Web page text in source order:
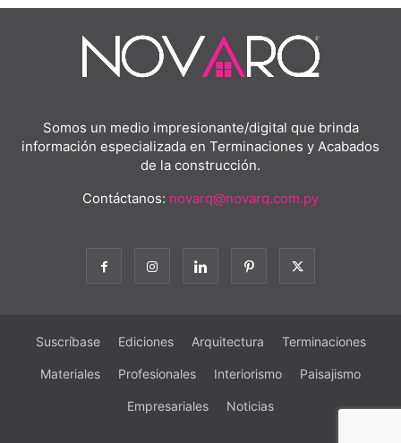
Somos un medio impresionante/digital que brinda
información especializada en Terminaciones y Acabados
de la construcción.
Contáctanos: novarq@novarq.com.py
Suscríbase Ediciones Arquitectura Terminaciones
Materiales Profesionales Interiorismo Paisajismo
Empresariales Noticias